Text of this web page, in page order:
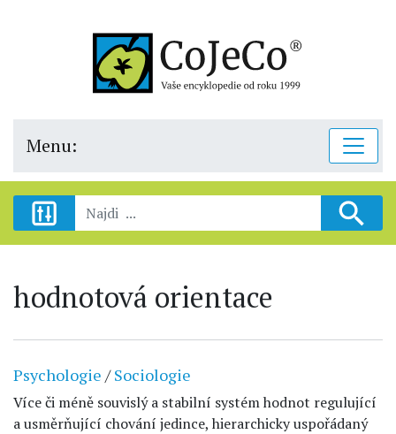
Menu:
hodnotová orientace
Psychologie /Sociologie
Více či méně souvislý a stabilní systém hodnot regulující
a usměrňující chování jedince, hierarchicky uspořádaný